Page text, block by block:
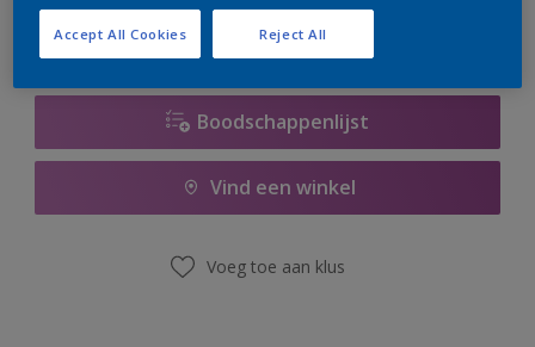
Boodschappenlijst
Vind een winkel
Voeg toe aan klus
Reject All
Accept All Cookies